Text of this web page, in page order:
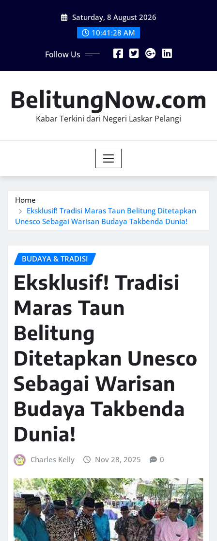
Saturday, 8 August 2026
10:41:29 AM
Follow Us
BelitungNow.com
Kabar Terkini dari Negeri Laskar Pelangi
Home
Eksklusif! Tradisi Maras Taun Belitung Ditetapkan
Unesco Sebagai Warisan Budaya Takbenda Dunia!
BUDAYA & TRADISI
Eksklusif! Tradisi
Maras Taun
Belitung
Ditetapkan Unesco
Sebagai Warisan
Budaya Takbenda
Dunia!
Charles Kelly Nov 28, 2025 0